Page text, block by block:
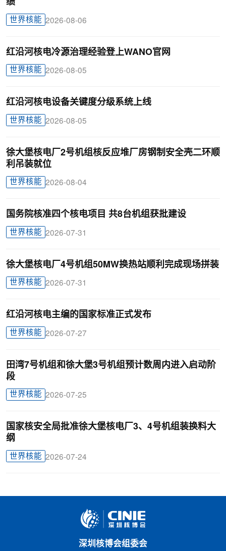
绩
世界核能 2026-08-06
红沿河核电冷源治理经验登上WANO官网
世界核能 2026-08-05
红沿河核电设备关键度分级系统上线
世界核能 2026-08-05
徐大堡核电厂2号机组核反应堆厂房钢制安全壳二环顺
利吊装就位
世界核能 2026-08-04
国务院核准四个核电项目 共8台机组获批建设
世界核能 2026-07-31
徐大堡核电厂4号机组50MW换热站顺利完成现场拼装
世界核能 2026-07-31
红沿河核电主编的国家标准正式发布
世界核能 2026-07-27
田湾7号机组和徐大堡3号机组预计数周内进入启动阶
段
世界核能 2026-07-25
国家核安全局批准徐大堡核电厂3、4号机组装换料大
纲
世界核能 2026-07-24
深圳核博会组委会